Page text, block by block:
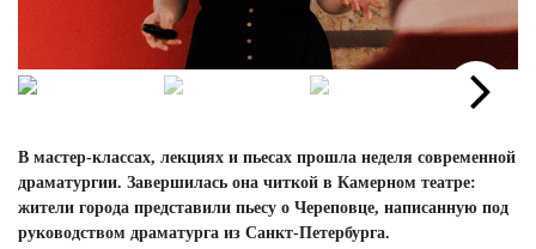
В мастер-классах, лекциях и пьесах прошла неделя современной
драматургии. Завершилась она читкой в Камерном театре:
жители города представили пьесу о Череповце, написанную под
руководством драматурга из Санкт-Петербурга.